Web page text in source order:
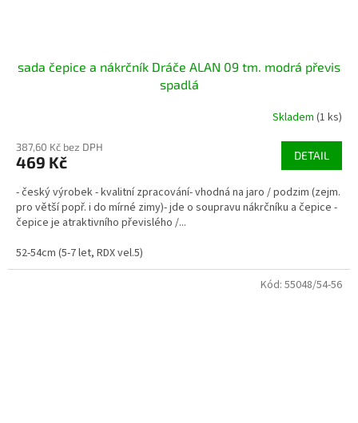
sada čepice a nákrčník Dráče ALAN 09 tm. modrá převis
spadlá
Skladem (1 ks)
387,60 Kč bez DPH
469 Kč DETAIL
- český výrobek - kvalitní zpracování- vhodná na jaro / podzim (zejm.
pro větší popř. i do mírné zimy)- jde o soupravu nákrčníku a čepice -
čepice je atraktivního převislého /...
52-54cm (5-7 let, RDX vel.5)
Kód: 55048/54-56